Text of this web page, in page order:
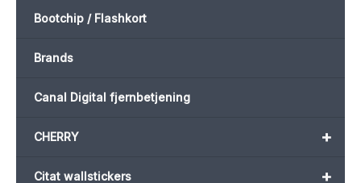
Bootchip / Flashkort
Brands
Canal Digital fjernbetjening
+
CHERRY
+
Citat wallstickers